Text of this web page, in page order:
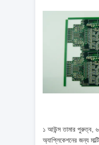
১ আউন্স তামার পুরুত্ব,
অ্যাপ্লিকেশনের জন্য